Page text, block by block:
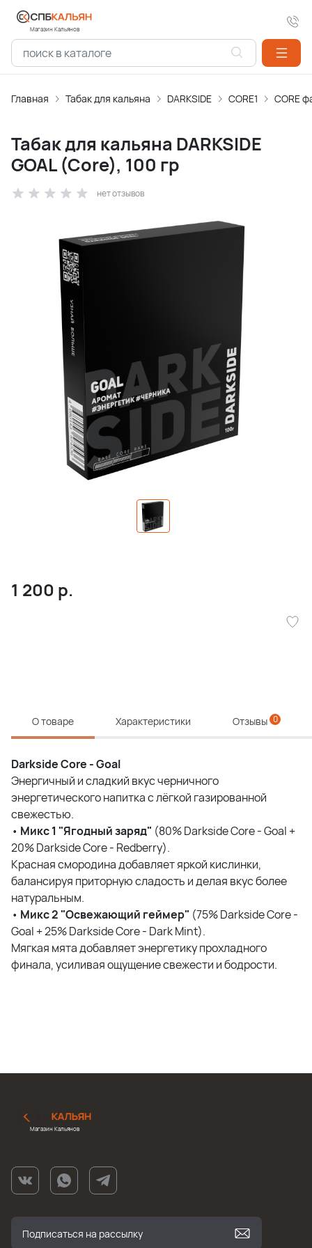
Магазин Кальянов
Главная Табак для кальяна DARKSIDE CORE1 CORE
Табак для кальяна DARKSIDE
GOAL (Core), 100 гр
нет отзывов
1 200 р.
О товаре Характеристики Отзывы 0
Darkside Core - Goal
Энергичный и сладкий вкус черничного
энергетического напитка с лёгкой газированной
свежестью.
• Микс 1 "Ягодный заряд" (80% Darkside Core - Goal +
20% Darkside Core - Redberry).
Красная смородина добавляет яркой кислинки,
балансируя приторную сладость и делая вкус более
натуральным.
• Микс2 "Освежающий геймер" (75% Darkside Core -
Goal + 25% Darkside Core - Dark Mint).
Мягкая мята добавляет энергетику прохладного
финала, усиливая ощущение свежести и бодрости.
Магазин Кальянов